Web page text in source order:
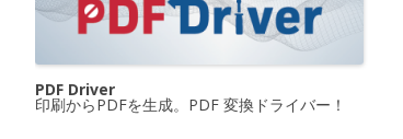
PDF Driver
印刷からPDFを生成。PDF 変換ドライバー！